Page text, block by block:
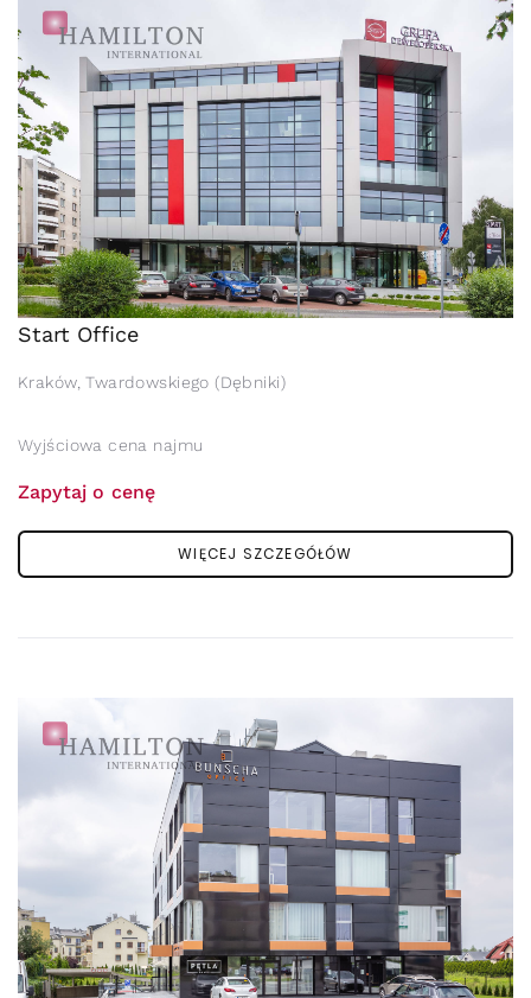
Start Office
Kraków, Twardowskiego (Dębniki)
Wyjściowa cena najmu
Zapytaj o cenę
WIĘCEJ SZCZEGÓŁÓW